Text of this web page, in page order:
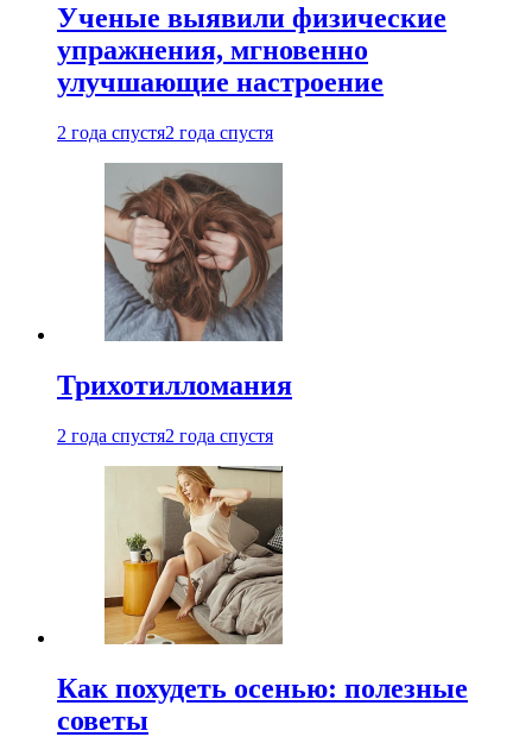
Ученые выявили физические
упражнения, мгновенно
улучшающие настроение
2 года спустя2 года спустя
Трихотилломания
2 года спустя2 года спустя
Как похудеть осенью: полезные
советы